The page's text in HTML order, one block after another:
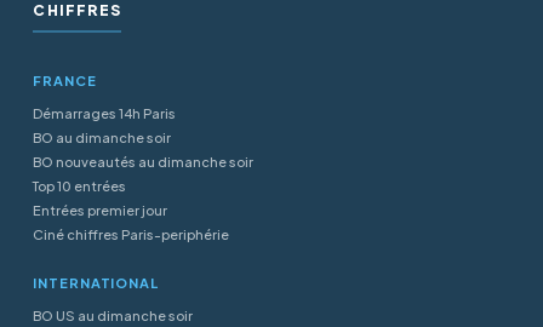
CHIFFRES
FRANCE
Démarrages 14h Paris
BO au dimanche soir
BO nouveautés au dimanche soir
Top 10 entrées
Entrées premier jour
Ciné chiffres Paris-periphérie
INTERNATIONAL
BO US au dimanche soir